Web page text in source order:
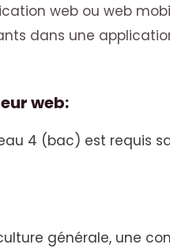
web ou web
dans une
web:
4 (bac) est requis
générale, une